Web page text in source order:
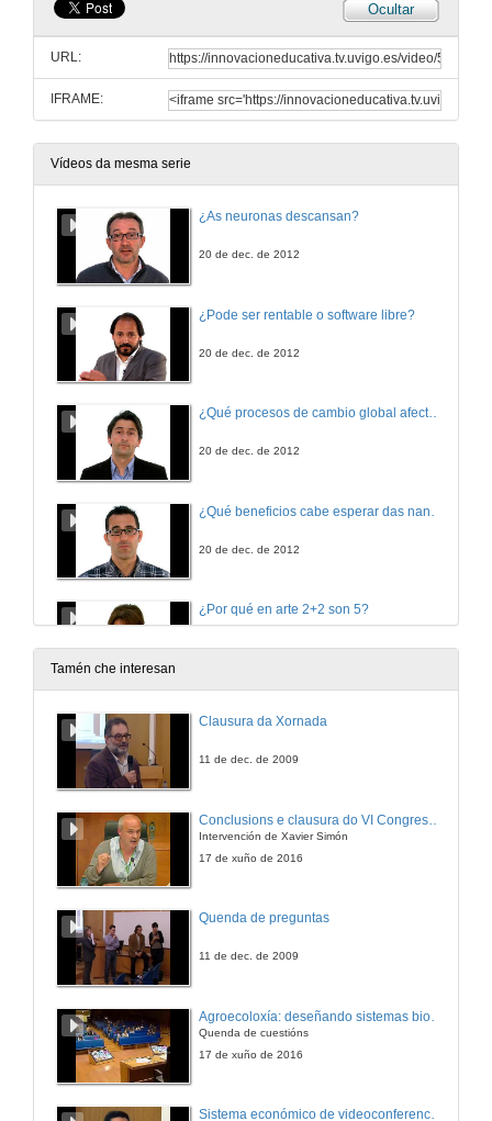
Ocultar
URL:
IFRAME:
Vídeos da mesma serie
¿As neuronas descansan?
20 de dec. de 2012
¿Pode ser rentable o software libre?
20 de dec. de 2012
¿Qué procesos de cambio global afectan os ecosistemas mariños?
20 de dec. de 2012
20 de dec. de 2012
¿Por qué en arte 2+2 son 5?
20 de dec. de 2012
20 de dec. de 2012
9 de xul. de 2013
Tamén che interesan
Clausura da Xornada
11 de dec. de 2009
Intervención de Xavier Simón
17 de xuño de 2016
Quenda de preguntas
11 de dec. de 2009
Quenda de cuestións
17 de xuño de 2016
Sistema económico de videoconferencia intercampus para a impartición de leccións no Mestrado Interuniversitario de Fotónica e Tecnoloxías do Láser